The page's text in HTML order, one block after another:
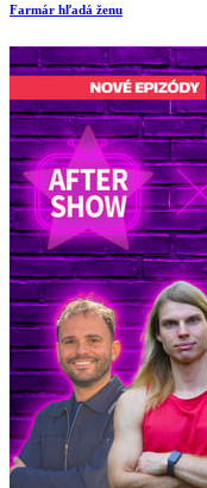
Farmár hľadá ženu